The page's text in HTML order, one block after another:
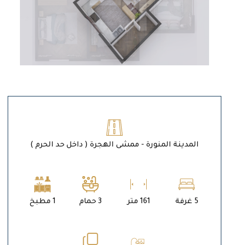
المدينة المنورة - ممشى الهجرة ( داخل حد الحرم )
5 غرفة 161 متر 3 حمام 1 مطبخ